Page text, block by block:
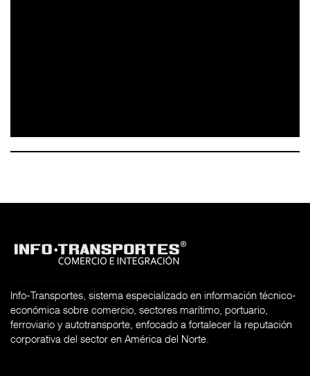
Info-Transportes, sistema especializado en información técnico-
económica sobre comercio, sectores marítimo, portuario,
ferroviario y autotransporte, enfocado a fortalecer la reputación
corporativa del sector en América del Norte.